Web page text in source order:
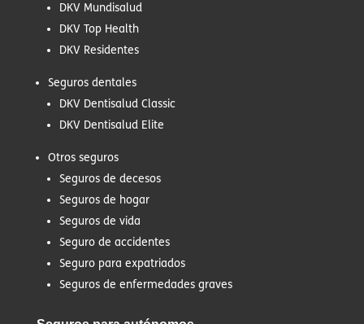
DKV Mundisalud
DKV Top Health
DKV Residentes
Seguros dentales
DKV Dentisalud Classic
DKV Dentisalud Elite
Otros seguros
Seguros de decesos
Seguros de hogar
Seguros de vida
Seguro de accidentes
Seguro para expatriados
Seguros de enfermedades graves